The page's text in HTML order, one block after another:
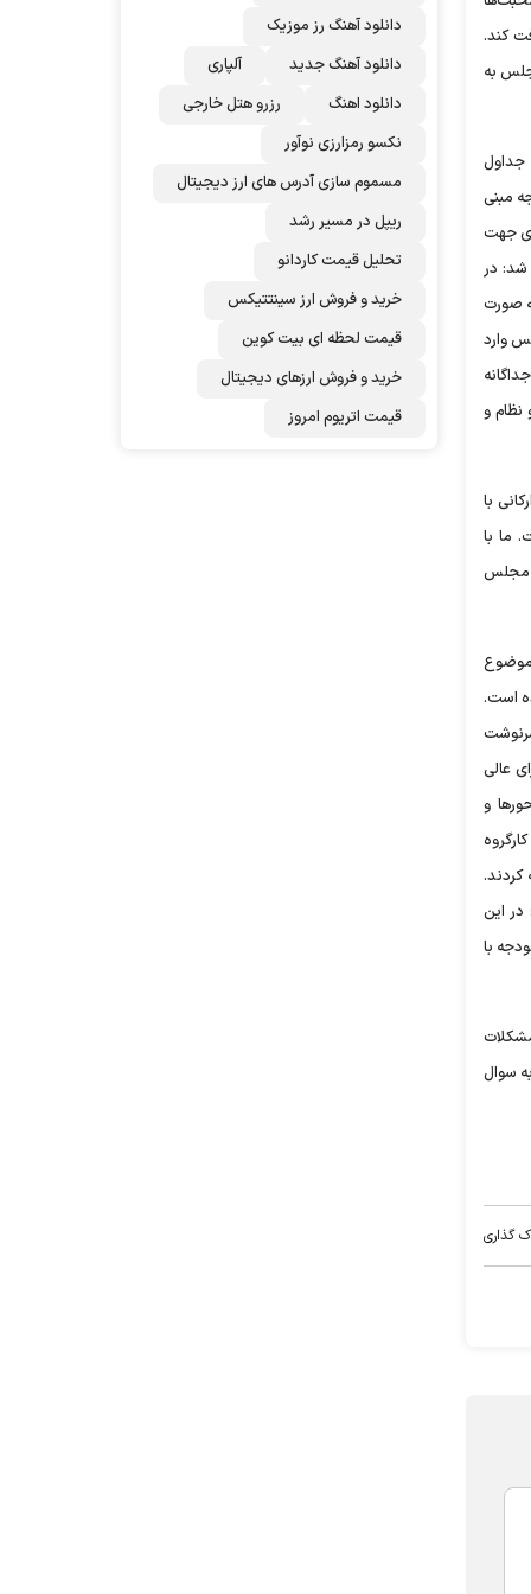
کند.
به
جداول
مبنی
جهت
شد: در
به صورت
وارد
نظام و
با
ما با
مجلس
موضوع
است.
عالی
و
کردند.
این
با
سوال
گذاری
دانلود آهنگ رز‌ موزیک
دانلود آهنگ جدید
آلپاری
دانلود اهنگ
رزرو هتل خارجی
نکسو رمزارزی نوآور
مسموم سازی آدرس های ارز دیجیتال
ریپل در مسیر رشد
تحلیل قیمت کاردانو
خرید و فروش ارز سینتتیکس
قیمت لحظه ای بیت کوین
خرید و فروش ارزهای دیجیتال
قیمت اتریوم امروز